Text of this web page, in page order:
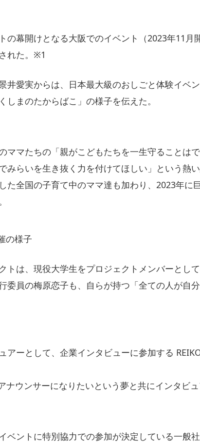
の幕開けとなる大阪でのイベント（2023年11
れた。※1
井愛実からは、日本最大級のおしごと体験イベ
しまのたからばこ」の様子を伝えた。
ママたちの「親がこどもたちを一生守ることは
みらいを生き抜く力を付けてほしい」という熱
た全国の子育て中のママ達も加わり、2023年に
の様子
トは、現役大学生をプロジェクトメンバーとし
委員の梅原恋子も、自らが持つ「全ての人が自
アーとして、企業インタビューに参加する
ナウンサーになりたいという夢と共にインタビ
ベントに特別協力での参加が決定している一般